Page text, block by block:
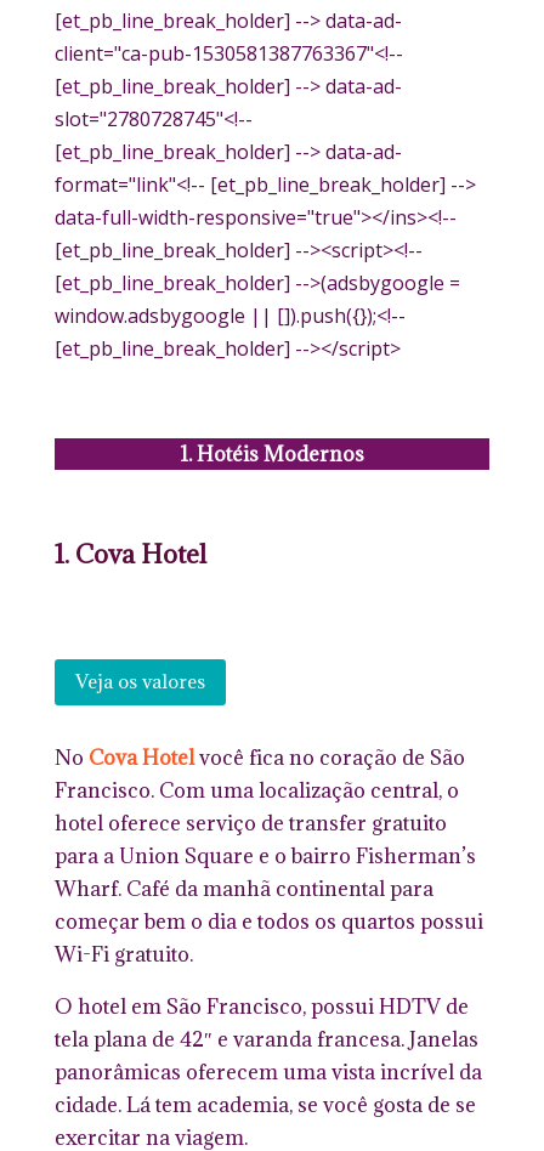
[et_pb_line_break_holder] --> data-ad-
client="ca-pub-1530581387763367"<!--
[et_pb_line_break_holder] --> data-ad-
slot="2780728745"<!--
[et_pb_line_break_holder] --> data-ad-
format="link"<!-- [et_pb_line_break_holder] -->
data-full-width-responsive="true"></ins><!--
[et_pb_line_break_holder] --><script><!--
[et_pb_line_break_holder] -->(adsbygoogle =
window.adsbygoogle || []).push({});<!--
[et_pb_line_break_holder] --></script>
1. Hotéis Modernos
1. Cova Hotel
Veja os valores
No Cova Hotelvocê fica no coração de São
Francisco. Com uma localização central, o
hotel oferece serviço de transfer gratuito
para a Union Square e o bairro Fisherman’s
Wharf. Café da manhã continental para
começar bem o dia e todos os quartos possui
Wi-Fi gratuito.
O hotel em São Francisco, possui HDTV de
tela plana de 42″ e varanda francesa. Janelas
panorâmicas oferecem uma vista incrível da
cidade. Lá tem academia, se você gosta de se
exercitar na viagem.